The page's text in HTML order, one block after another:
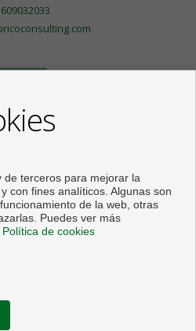
en venta en Navia
por
de terceros para mejorar la
con fines analíticos. Algunas son
de la web, otras
Puedes ver más
Política de cookies